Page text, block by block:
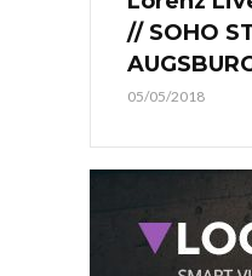
// SOHO
05/05/2018